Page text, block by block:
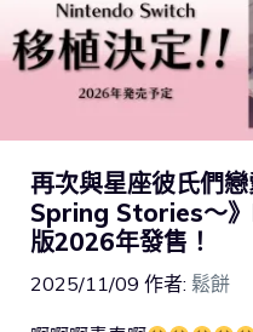
再次與星座彼氏們
Spring Stories～
版2026年發售！
2025/11/09 作者: 鬆餅